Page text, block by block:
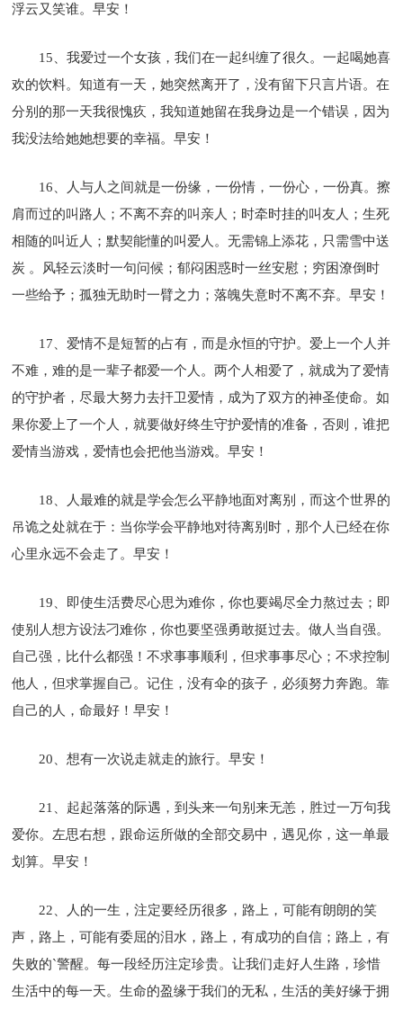
浮云又笑谁。早安！
15、我爱过一个女孩，我们在一起纠缠了很久。一起喝她喜
欢的饮料。知道有一天，她突然离开了，没有留下只言片语。在
分别的那一天我很愧疚，我知道她留在我身边是一个错误，因为
我没法给她她想要的幸福。早安！
16、人与人之间就是一份缘，一份情，一份心，一份真。擦
肩而过的叫路人；不离不弃的叫亲人；时牵时挂的叫友人；生死
相随的叫近人；默契能懂的叫爱人。无需锦上添花，只需雪中送
炭 。风轻云淡时一句问候；郁闷困惑时一丝安慰；穷困潦倒时
一些给予；孤独无助时一臂之力；落魄失意时不离不弃。早安！
17、爱情不是短暂的占有，而是永恒的守护。爱上一个人并
不难，难的是一辈子都爱一个人。两个人相爱了，就成为了爱情
的守护者，尽最大努力去扞卫爱情，成为了双方的神圣使命。如
果你爱上了一个人，就要做好终生守护爱情的准备，否则，谁把
爱情当游戏，爱情也会把他当游戏。早安！
18、人最难的就是学会怎么平静地面对离别，而这个世界的
吊诡之处就在于：当你学会平静地对待离别时，那个人已经在你
心里永远不会走了。早安！
19、即使生活费尽心思为难你，你也要竭尽全力熬过去；即
使别人想方设法刁难你，你也要坚强勇敢挺过去。做人当自强。
自己强，比什么都强！不求事事顺利，但求事事尽心；不求控制
他人，但求掌握自己。记住，没有伞的孩子，必须努力奔跑。靠
自己的人，命最好！早安！
20、想有一次说走就走的旅行。早安！
21、起起落落的际遇，到头来一句别来无恙，胜过一万句我
爱你。左思右想，跟命运所做的全部交易中，遇见你，这一单最
划算。早安！
22、人的一生，注定要经历很多，路上，可能有朗朗的笑
声，路上，可能有委屈的泪水，路上，有成功的自信；路上，有
失败的`警醒。每一段经历注定珍贵。让我们走好人生路，珍惜
生活中的每一天。生命的盈缘于我们的无私，生活的美好缘于拥